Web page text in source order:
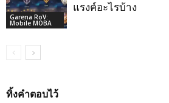
Garena RoV:
Mobile MOBA
แรงค์อะไรบ้าง
ทิ้งคำตอบไว้